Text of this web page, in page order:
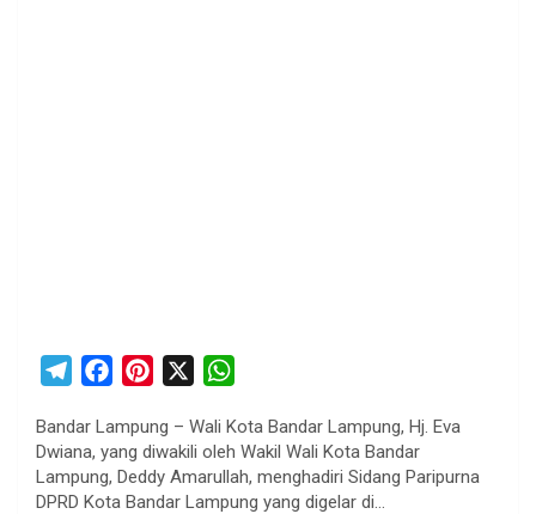
l
e
g
c
e
b
n
t
e
a
s
Bandar Lampung – Wali Kota Bandar Lampung, Hj. Eva
Dwiana, yang diwakili oleh Wakil Wali Kota Bandar
Lampung, Deddy Amarullah, menghadiri Sidang Paripurna
DPRD Kota Bandar Lampung yang digelar di…